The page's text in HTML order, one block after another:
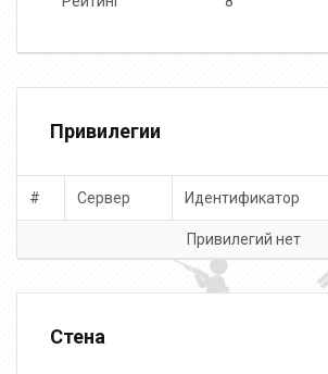
Привилегии
# Сервер Идентификатор
Привилегий нет
Стена